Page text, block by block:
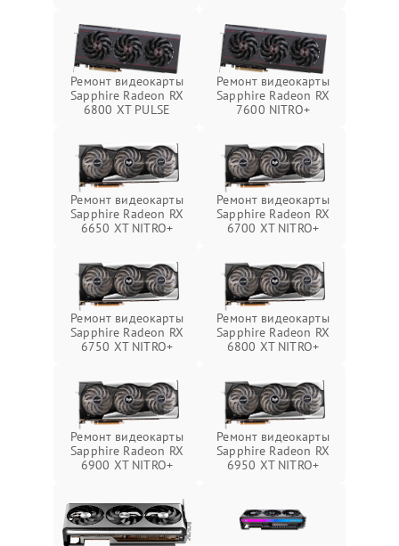
Ремонт видеокарты
Sapphire Radeon RX
6800 XT PULSE
Ремонт видеокарты
Sapphire Radeon RX
7600 NITRO+
Ремонт видеокарты
Sapphire Radeon RX
6650 XT NITRO+
Ремонт видеокарты
Sapphire Radeon RX
6700 XT NITRO+
Ремонт видеокарты
Sapphire Radeon RX
6750 XT NITRO+
Ремонт видеокарты
Sapphire Radeon RX
6800 XT NITRO+
Ремонт видеокарты
Sapphire Radeon RX
6900 XT NITRO+
Ремонт видеокарты
Sapphire Radeon RX
6950 XT NITRO+